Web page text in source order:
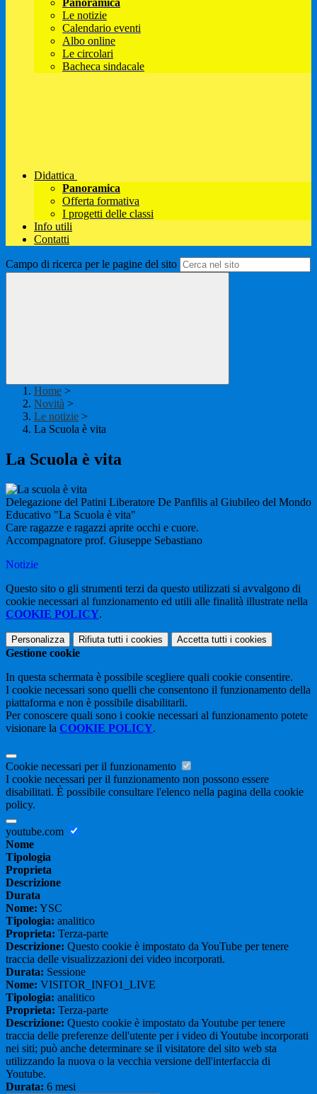
Panoramica
Le notizie
Calendario eventi
Albo online
Le circolari
Bacheca sindacale
Didattica
Panoramica
Offerta formativa
I progetti delle classi
Info utili
Contatti
Campo di ricerca per le pagine del sito
Home >
Novità >
Le notizie >
La Scuola è vita
La Scuola è vita
Delegazione del Patini Liberatore De Panfilis al Giubileo del Mondo
Educativo "La Scuola è vita"
Care ragazze e ragazzi aprite occhi e cuore.
Accompagnatore prof. Giuseppe Sebastiano
Notizie
Questo sito o gli strumenti terzi da questo utilizzati si avvalgono di
cookie necessari al funzionamento ed utili alle finalità illustrate nella
COOKIE POLICY.
Personalizza Rifiuta tutti i cookies Accetta tutti i cookies
Gestione cookie
In questa schermata è possibile scegliere quali cookie consentire.
I cookie necessari sono quelli che consentono il funzionamento della
piattaforma e non è possibile disabilitarli.
Per conoscere quali sono i cookie necessari al funzionamento potete
visionare la COOKIE POLICY.
Cookie necessari per il funzionamento
I cookie necessari per il funzionamento non possono essere
disabilitati. È possibile consultare l'elenco nella pagina della cookie
policy.
youtube.com
Nome
Tipologia
Proprieta
Descrizione
Durata
Nome: YSC
Tipologia: analitico
Proprieta: Terza-parte
Descrizione: Questo cookie è impostato da YouTube per tenere
traccia delle visualizzazioni dei video incorporati.
Durata: Sessione
Nome: VISITOR_INFO1_LIVE
Tipologia: analitico
Proprieta: Terza-parte
Descrizione: Questo cookie è impostato da Youtube per tenere
traccia delle preferenze dell'utente per i video di Youtube incorporati
nei siti; può anche determinare se il visitatore del sito web sta
utilizzando la nuova o la vecchia versione dell'interfaccia di
Youtube.
Durata: 6 mesi